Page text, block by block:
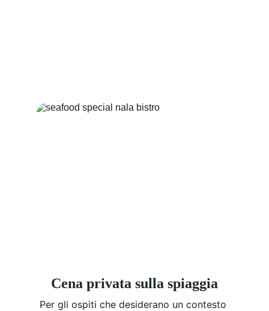
Cena privata sulla spiaggia
Per gli ospiti che desiderano un contesto